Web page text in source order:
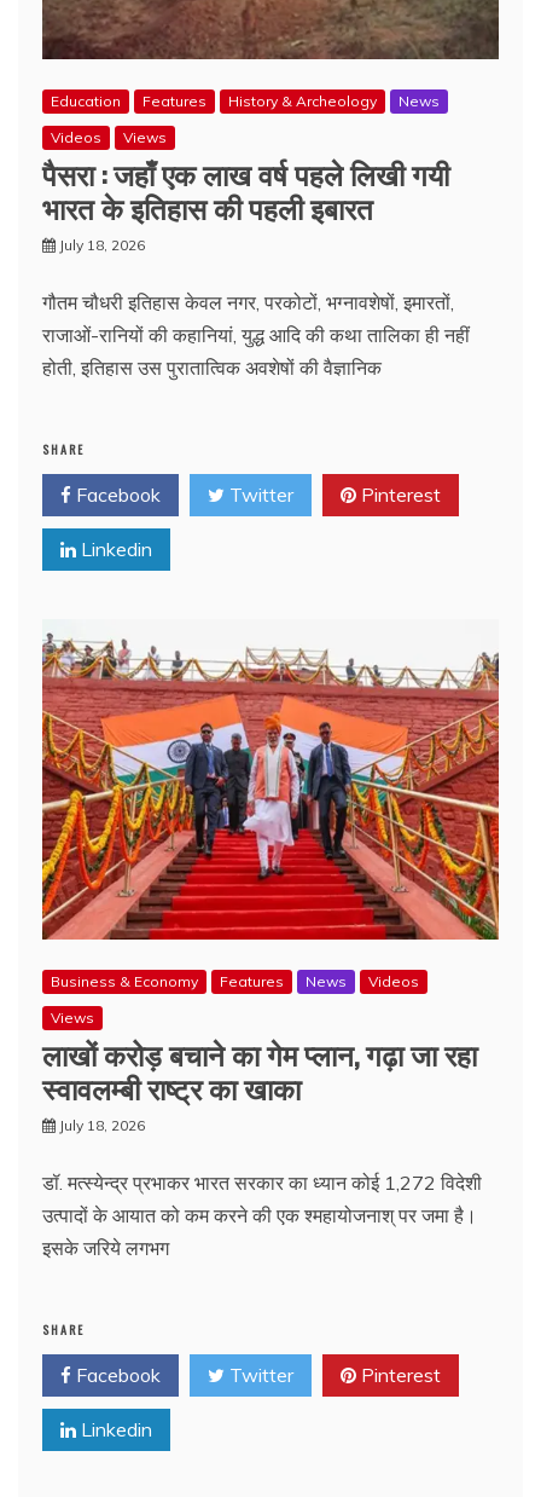
Education Features History & Archeology
News
Videos
Views
पैसरा : जहाँ एक लाख वर्ष पहले लिखी गयी
भारत के इतिहास की पहली इबारत
July 18, 2026
गौतम चौधरी इतिहास केवल नगर, परकोटों, भग्नावशेषों, इमारतों,
राजाओं-रानियों की कहानियां, युद्ध आदि की कथा तालिका ही नहीं
होती, इतिहास उस पुरातात्विक अवशेषों की वैज्ञानिक
SHARE
Facebook Twitter Pinterest
Linkedin
Business & Economy Features News
Videos
Views
लाखों करोड़ बचाने का गेम प्लान, गढ़ा जा रहा
स्वावलम्बी राष्ट्र का खाका
July 18, 2026
डॉ. मत्स्येन्द्र प्रभाकर भारत सरकार का ध्यान कोई 1,272 विदेशी
उत्पादों के आयात को कम करने की एक श्महायोजनाश् पर जमा है।
इसके जरिये लगभग
SHARE
Facebook Twitter Pinterest
Linkedin